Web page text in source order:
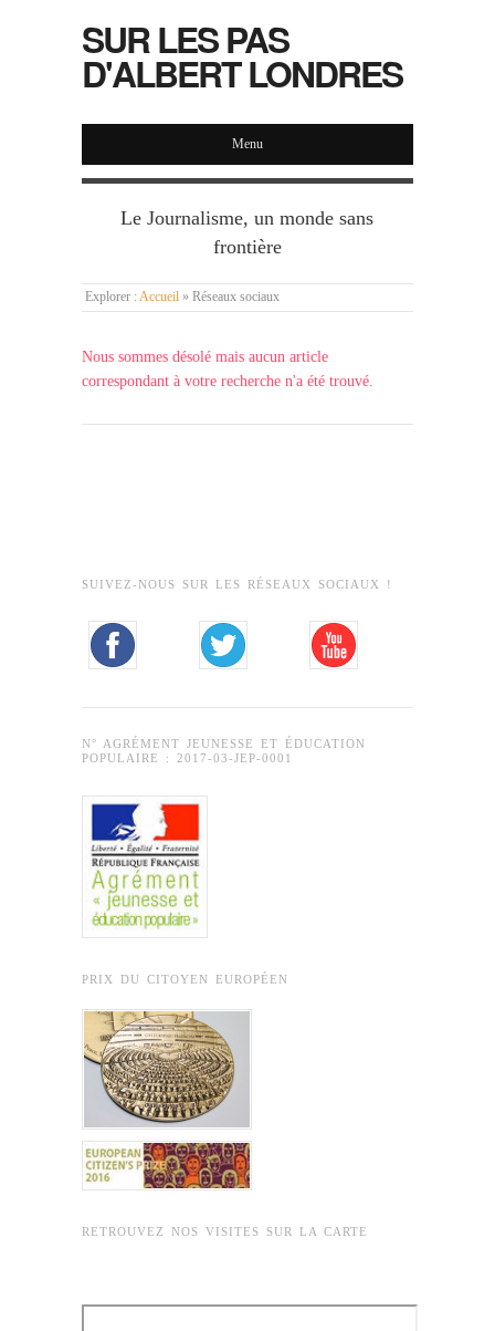
SUR LES PAS
D'ALBERT LONDRES
Menu
Le Journalisme, un monde sans
frontière
Explorer : Accueil » Réseaux sociaux
Nous sommes désolé mais aucun article
correspondant à votre recherche n'a été trouvé.
SUIVEZ-NOUS SUR LES RÉSEAUX SOCIAUX !
N° AGRÉMENT JEUNESSE ET ÉDUCATION
POPULAIRE : 2017-03-JEP-0001
PRIX DU CITOYEN EUROPÉEN
RETROUVEZ NOS VISITES SUR LA CARTE